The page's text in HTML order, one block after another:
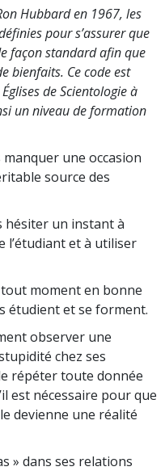
Hubbard en 1967, les
pour s’assurer que
façon standard afin que
bienfaits. Ce code est
de Scientologie à
un niveau de formation
une occasion
source des
hésiter un instant à
l’étudiant et à utiliser
moment en bonne
étudient et se forment.
observer une
chez ses
répéter toute donnée
est nécessaire pour que
devienne une réalité
» dans ses relations